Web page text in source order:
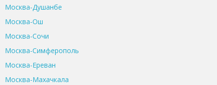
Москва-Душанбе
Москва-Ош
Москва-Сочи
Москва-Симферополь
Москва-Ереван
Москва-Махачкала